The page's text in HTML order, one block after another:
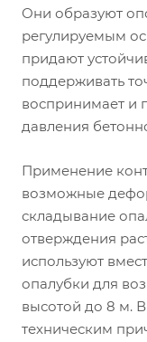
Они образуют
регулируемым
придают
поддерживать
воспринимает и
давления
Применение
возможные
складывание
отверждения
используют
опалубки для
высотой до 8 м. В
техническим